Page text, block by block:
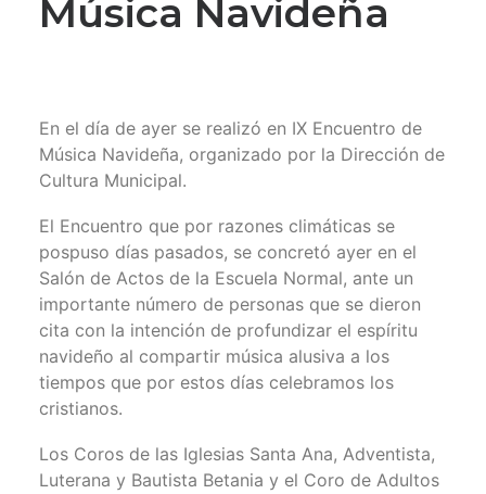
TRÁMITES Y SERVICIOS
RECAUDACIONES
En el día de ayer se realizó en IX Encuentro de
Música Navideña, organizado por la Dirección de
Cultura Municipal.
El Encuentro que por razones climáticas se
pospuso días pasados, se concretó ayer en el
Salón de Actos de la Escuela Normal, ante un
importante número de personas que se dieron
cita con la intención de profundizar el espíritu
navideño al compartir música alusiva a los
tiempos que por estos días celebramos los
cristianos.
Los Coros de las Iglesias Santa Ana, Adventista,
Luterana y Bautista Betania y el Coro de Adultos